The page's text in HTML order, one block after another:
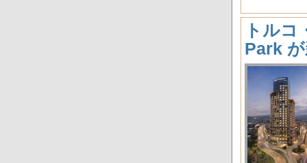
トル
Park